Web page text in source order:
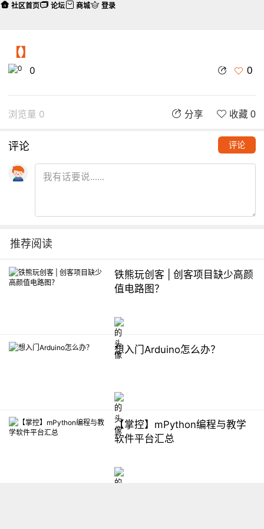
【】
0 0
浏览量 0 分享 收藏 0
评论 评论
推荐阅读
铁熊玩创客 | 创客项目缺少高颜
值电路图？
想入门Arduino怎么办？
【掌控】mPython编程与教学
软件平台汇总
社区首页 论坛 商城 登录